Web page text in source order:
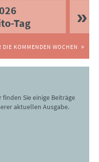
Tag
DIE KOMMENDEN WOCHEN
finden Sie einige Beiträge
aktuellen Ausgabe.